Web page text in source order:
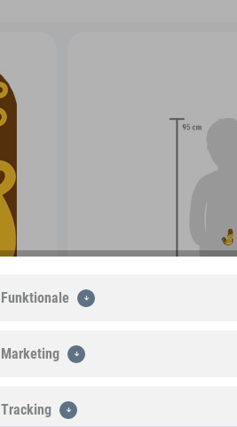
Funktionale
Marketing
Tracking